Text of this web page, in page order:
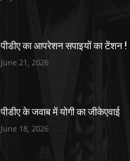
पीडीए का आपरेशन सपाइयों का टेंशन !
June 21, 2026
पीडीए के जवाब में योगी का जीकेएवाई
June 18, 2026